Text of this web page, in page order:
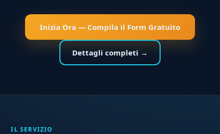
Inizia Ora — Compila il Form Gratuito
Dettagli completi →
IL SERVIZIO